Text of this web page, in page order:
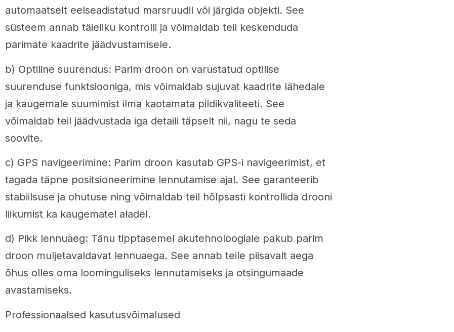
automaatselt eelseadistatud marsruudil või järgida objekti. See
süsteem annab täieliku kontrolli ja võimaldab teil keskenduda
parimate kaadrite jäädvustamisele.
b) Optiline suurendus: Parim droon on varustatud optilise
suurenduse funktsiooniga, mis võimaldab sujuvat kaadrite lähedale
ja kaugemale suumimist ilma kaotamata pildikvaliteeti. See
võimaldab teil jäädvustada iga detaili täpselt nii, nagu te seda
soovite.
c) GPS navigeerimine: Parim droon kasutab GPS-i navigeerimist, et
tagada täpne positsioneerimine lennutamise ajal. See garanteerib
stabiilsuse ja ohutuse ning võimaldab teil hõlpsasti kontrollida drooni
liikumist ka kaugematel aladel.
d) Pikk lennuaeg: Tänu tipptasemel akutehnoloogiale pakub parim
droon muljetavaldavat lennuaega. See annab teile piisavalt aega
õhus olles oma loominguliseks lennutamiseks ja otsingumaade
avastamiseks.
Professionaalsed kasutusvõimalused